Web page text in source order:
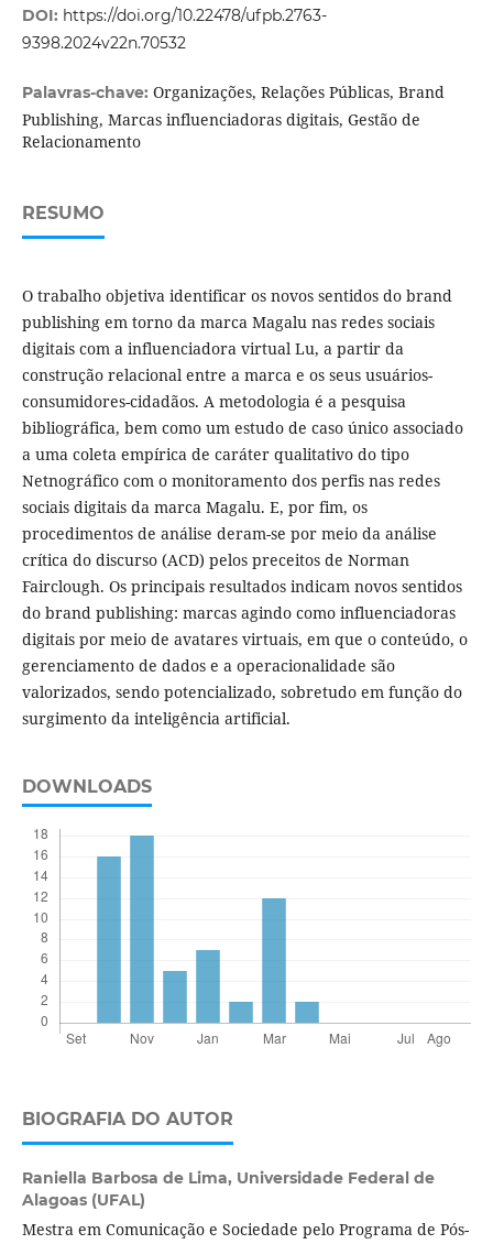
DOI: https://doi.org/10.22478/ufpb.2763-
9398.2024v22n.70532
Palavras-chave: Organizações, Relações Públicas, Brand
Publishing, Marcas influenciadoras digitais, Gestão de
Relacionamento
RESUMO
O trabalho objetiva identificar os novos sentidos do brand
publishing em torno da marca Magalu nas redes sociais
digitais com a influenciadora virtual Lu, a partir da
construção relacional entre a marca e os seus usuários-
consumidores-cidadãos. A metodologia é a pesquisa
bibliográfica, bem como um estudo de caso único associado
a uma coleta empírica de caráter qualitativo do tipo
Netnográfico com o monitoramento dos perfis nas redes
sociais digitais da marca Magalu. E, por fim, os
procedimentos de análise deram-se por meio da análise
crítica do discurso (ACD) pelos preceitos de Norman
Fairclough. Os principais resultados indicam novos sentidos
do brand publishing: marcas agindo como influenciadoras
digitais por meio de avatares virtuais, em que o conteúdo, o
gerenciamento de dados e a operacionalidade são
valorizados, sendo potencializado, sobretudo em função do
surgimento da inteligência artificial.
DOWNLOADS
BIOGRAFIA DO AUTOR
Raniella Barbosa de Lima, Universidade Federal de
Alagoas (UFAL)
Mestra em Comunicação e Sociedade pelo Programa de Pós-